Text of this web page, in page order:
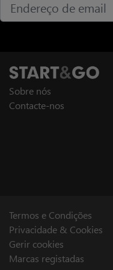
Sobre nós
Contacte-nos
Termos e Condições
Privacidade & Cookies
Gerir cookies
Marcas registadas